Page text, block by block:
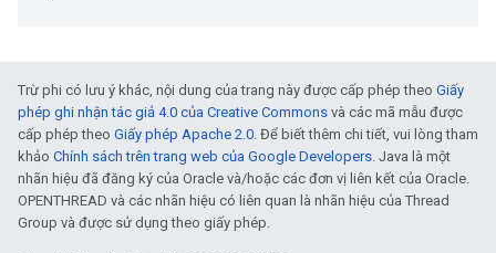
Trừ phi có lưu ý khác, nội dung của trang này được cấp phép theo Giấy
phép ghi nhận tác giả 4.0 của Creative Commons và các mã mẫu được
cấp phép theo Giấy phép Apache 2.0. Để biết thêm chi tiết, vui lòng tham
khảo Chính sách trên trang web của Google Developers. Java là một
nhãn hiệu đã đăng ký của Oracle và/hoặc các đơn vị liên kết của Oracle.
OPENTHREAD và các nhãn hiệu có liên quan là nhãn hiệu của Thread
Group và được sử dụng theo giấy phép.